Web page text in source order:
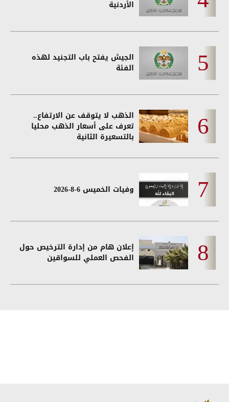
الأردنية
الجيش يفتح باب التجنيد لهذه
الفئة
الذهب لا يتوقف عن الارتفاع..
تعرف على أسعار الذهب محليا
بالتسعيرة الثانية
وفيات الخميس 6-8-2026
إعلان هام من إدارة الترخيص حول
الفحص العملي للسواقين